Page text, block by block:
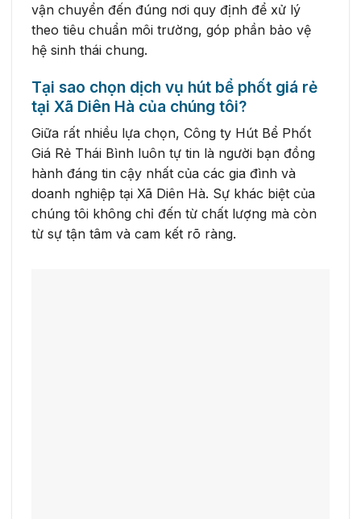
vận chuyển đến đúng nơi quy định để xử lý
theo tiêu chuẩn môi trường, góp phần bảo vệ
hệ sinh thái chung.
Tại sao chọn dịch vụ hút bể phốt giá rẻ
tại Xã Diên Hà của chúng tôi?
Giữa rất nhiều lựa chọn, Công ty Hút Bể Phốt
Giá Rẻ Thái Bình luôn tự tin là người bạn đồng
hành đáng tin cậy nhất của các gia đình và
doanh nghiệp tại Xã Diên Hà. Sự khác biệt của
chúng tôi không chỉ đến từ chất lượng mà còn
từ sự tận tâm và cam kết rõ ràng.